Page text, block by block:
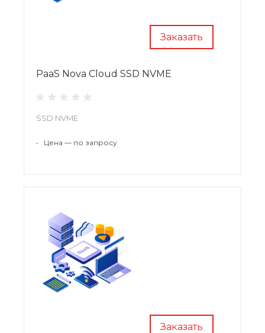
Заказать
PaaS Nova Cloud SSD NVME
SSD NVME
• Цена — по запросу
Заказать